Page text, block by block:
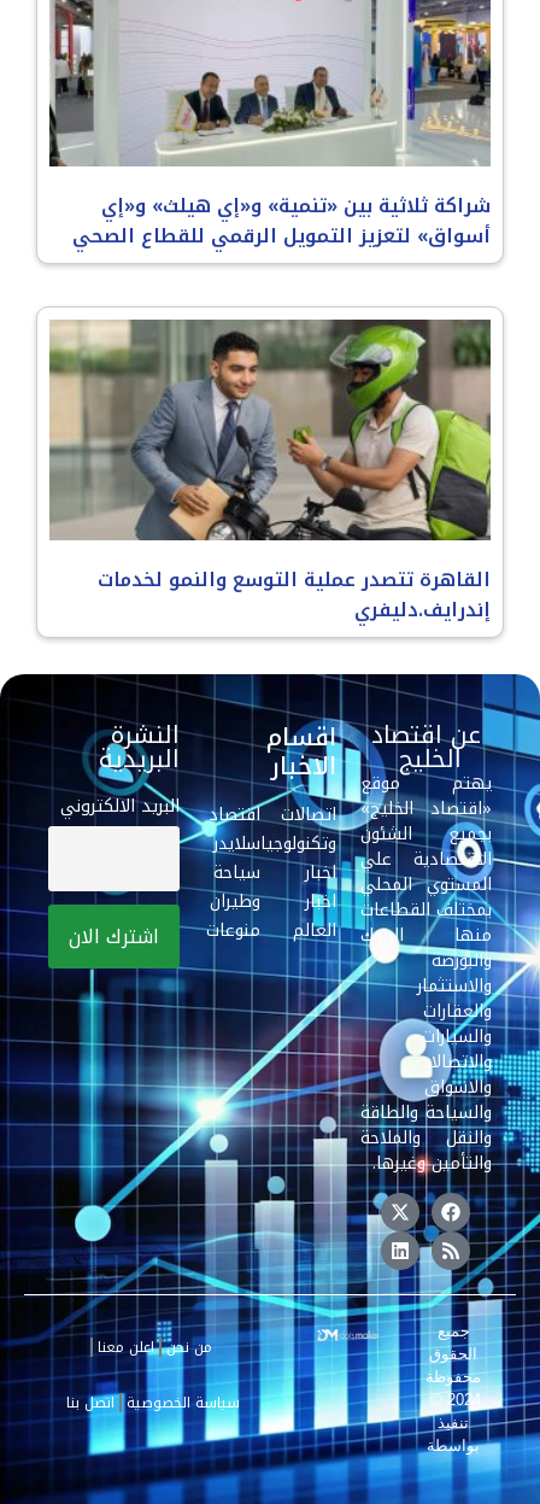
شراكة ثلاثية بين «تنمية» و«إي هيلث» و«إي
أسواق» لتعزيز التمويل الرقمي للقطاع الصحي
القاهرة تتصدر عملية التوسع والنمو لخدمات
إندرايف.دليفري
عن اقتصاد
الخليج
يهتم موقع
«اقتصاد الخليج»
بجميع الشئون
الاقتصادية علي
المستوي المحلي
بمختلف القطاعات
منها البنوك
والبورصة
والاستثمار
والعقارات
والسيارات
والاتصالات
والاسواق
والسياحة والطاقة
والنقل والملاحة
والتأمين وغيرها.
اقسام
الاخبار
اتصالات
وتكنولوجيا
اخبار
اخبار
العالم
اقتصاد
سلايدر
سياحة
وطيران
منوعات
النشرة
البريدية
البريد الالكتروني
جميع
الحقوق
محفوظة
2024 ©
تنفيذ
بواسطة
من نحن اعلن معنا
سياسة الخصوصية اتصل بنا